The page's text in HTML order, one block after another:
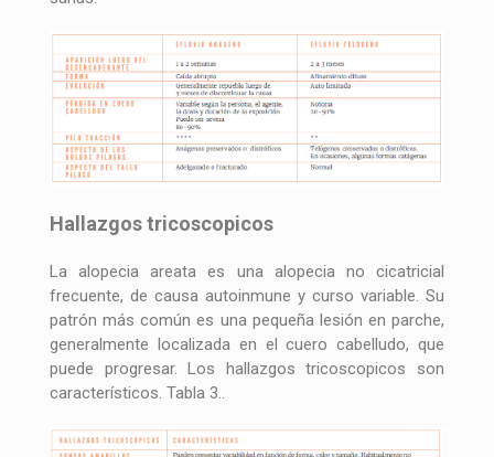
Hallazgos tricoscopicos
La alopecia areata es una alopecia no cicatricial
frecuente, de causa autoinmune y curso variable. Su
patrón más común es una pequeña lesión en parche,
generalmente localizada en el cuero cabelludo, que
puede progresar. Los hallazgos tricoscopicos son
característicos. Tabla 3..